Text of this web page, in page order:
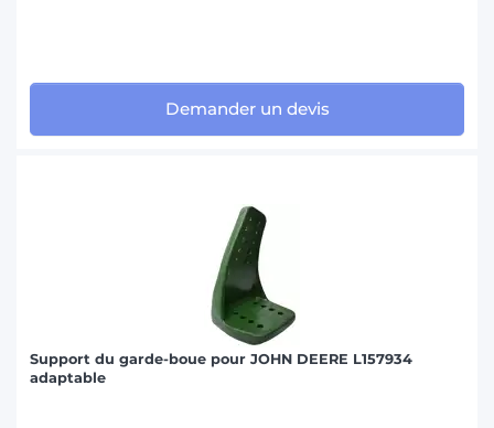
Demander un devis
Support du garde-boue pour JOHN DEERE L157934
adaptable